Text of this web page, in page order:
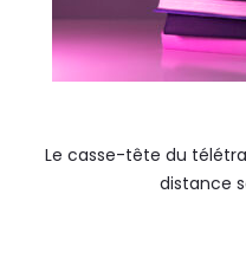
Le casse-tête du
distance